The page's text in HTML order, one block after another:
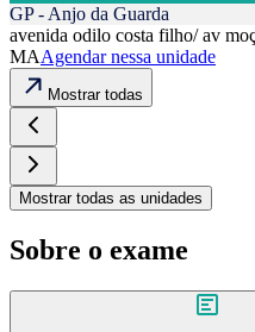
GP - Anjo da Guarda
avenida odilo costa filho/ av
MAAgendar nessa unidade
Mostrar todas
Mostrar todas as unidades
Sobre o exame